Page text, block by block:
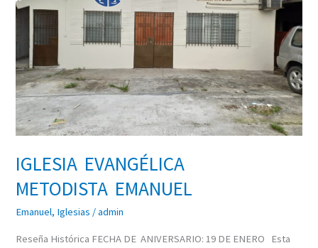
IGLESIA EVANGÉLICA
METODISTA EMANUEL
Emanuel, Iglesias /admin
Reseña Histórica FECHA DE ANIVERSARIO: 19 DE ENERO Esta